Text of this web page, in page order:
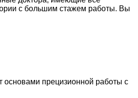
с большим стажем работы. Вы
основами прецизионной работы с